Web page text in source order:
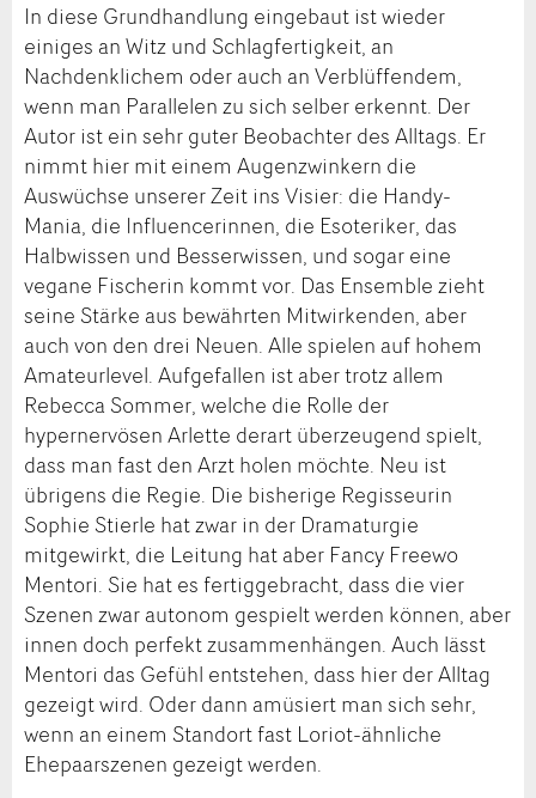
In diese Grundhandlung eingebaut ist wieder
einiges an Witz und Schlagfertigkeit, an
Nachdenklichem oder auch an Verblüffendem,
wenn man Parallelen zu sich selber erkennt. Der
Autor ist ein sehr guter Beobachter des Alltags. Er
nimmt hier mit einem Augenzwinkern die
Auswüchse unserer Zeit ins Visier: die Handy-
Mania, die Influencerinnen, die Esoteriker, das
Halbwissen und Besserwissen, und sogar eine
vegane Fischerin kommt vor. Das Ensemble zieht
seine Stärke aus bewährten Mitwirkenden, aber
auch von den drei Neuen. Alle spielen auf hohem
Amateurlevel. Aufgefallen ist aber trotz allem
Rebecca Sommer, welche die Rolle der
hypernervösen Arlette derart überzeugend spielt,
dass man fast den Arzt holen möchte. Neu ist
übrigens die Regie. Die bisherige Regisseurin
Sophie Stierle hat zwar in der Dramaturgie
mitgewirkt, die Leitung hat aber Fancy Freewo
Mentori. Sie hat es fertiggebracht, dass die vier
Szenen zwar autonom gespielt werden können, aber
innen doch perfekt zusammenhängen. Auch lässt
Mentori das Gefühl entstehen, dass hier der Alltag
gezeigt wird. Oder dann amüsiert man sich sehr,
wenn an einem Standort fast Loriot-ähnliche
Ehepaarszenen gezeigt werden.